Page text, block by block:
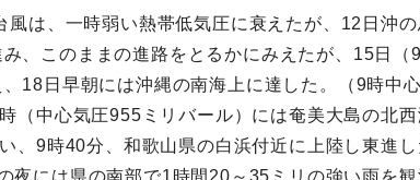
は、一時弱い熱帯低気圧に衰えたが、12日沖
、このままの進路をとるかにみえたが、15日（
18日早朝には沖縄の南海上に達した。（9時中
中心気圧955ミリバール）には奄美大島の北西
、9時40分、和歌山県の白浜付近に上陸し東進
には県の南部で1時間20～35ミリの強い雨を